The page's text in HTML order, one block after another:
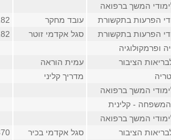
המשך ברפואה
הפרעות בתקשורת עובד מחקר
הפרעות בתקשורת סגל אקדמי זוטר
ופרמקולוגיה
הציבור
עמית הוראה
מדריך קליני
המשך ברפואה
- קלינית
המשך ברפואה
הציבור סגל אקדמי בכיר